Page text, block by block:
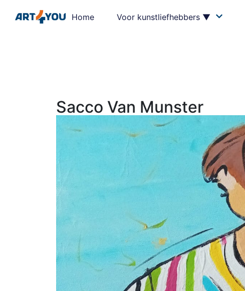
Home Voor kunstliefhebbers ▼
Sacco Van Munster